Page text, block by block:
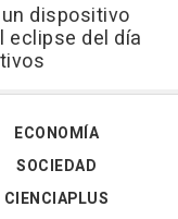
dispositivo
eclipse del día
ECONOMÍA
SOCIEDAD
CIENCIAPLUS